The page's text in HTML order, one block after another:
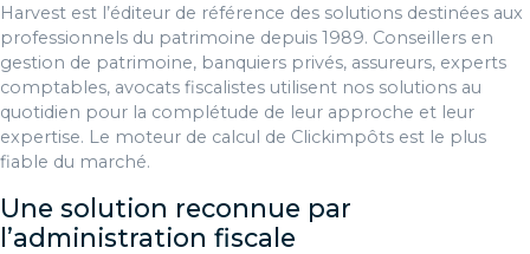
Harvest est l’éditeur de référence des solutions destinées aux
professionnels du patrimoine depuis 1989. Conseillers en
gestion de patrimoine, banquiers privés, assureurs, experts
comptables, avocats fiscalistes utilisent nos solutions au
quotidien pour la complétude de leur approche et leur
expertise. Le moteur de calcul de Clickimpôts est le plus
fiable du marché.
Une solution reconnue par
l’administration fiscale